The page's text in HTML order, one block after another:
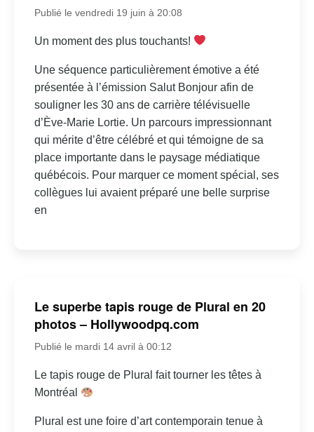
Publié le vendredi 19 juin à 20:08
Un moment des plus touchants!
Une séquence particulièrement émotive a été
présentée à l’émission Salut Bonjour afin de
souligner les 30 ans de carrière télévisuelle
d’Ève-Marie Lortie. Un parcours impressionnant
qui mérite d’être célébré et qui témoigne de sa
place importante dans le paysage médiatique
québécois. Pour marquer ce moment spécial, ses
collègues lui avaient préparé une belle surprise
en
Le superbe tapis rouge de Plural en 20
photos – Hollywoodpq.com
Publié le mardi 14 avril à 00:12
Le tapis rouge de Plural fait tourner les têtes à
Montréal
Plural est une foire d’art contemporain tenue à